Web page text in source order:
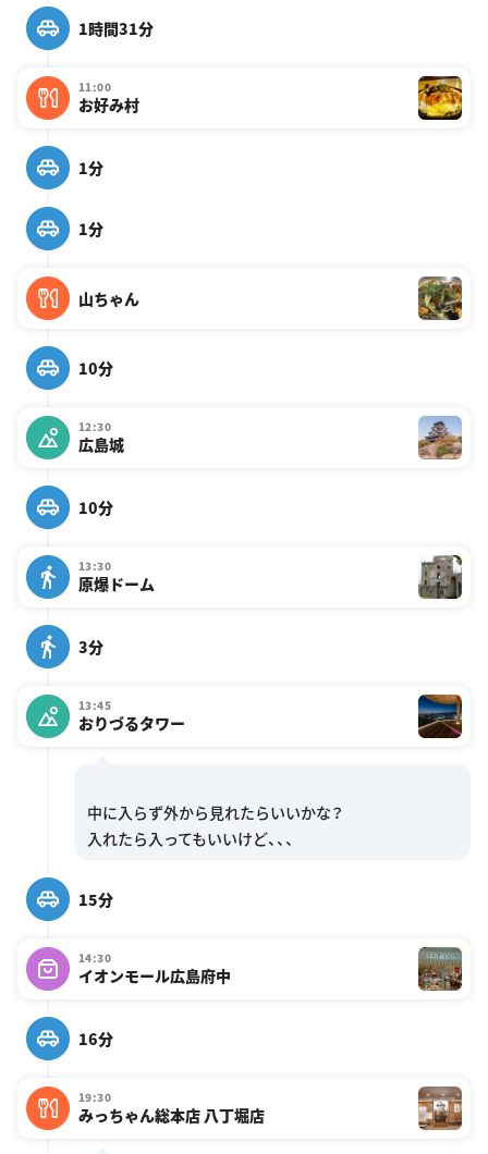
1時間31分
11:00
お好み村
1分
1分
山ちゃん
10分
12:30
広島城
10分
13:30
原爆ドーム
3分
13:45
おりづるタワー
中に入らず外から見れたらいいかな？
15分
14:30
イオンモール広島府中
16分
19:30
みっちゃん総本店 八丁堀店